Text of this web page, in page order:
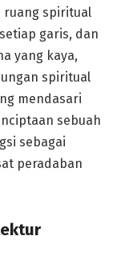
ruang spiritual
garis, dan
yang kaya,
spiritual
mendasari
sebuah
sebagai
peradaban